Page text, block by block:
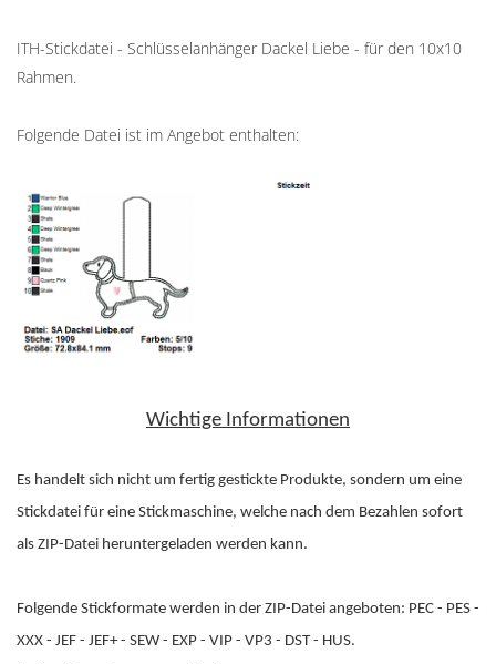
ITH-Stickdatei - Schlüsselanhänger Dackel Liebe - für den 10x10
Rahmen.
Folgende Datei ist im Angebot enthalten:
Wichtige Informationen
Es handelt sich nicht um fertig gestickte Produkte, sondern um eine
Stickdatei für eine Stickmaschine, welche nach dem Bezahlen sofort
als ZIP-Datei heruntergeladen werden kann.
Folgende Stickformate werden in der ZIP-Datei angeboten: PEC - PES -
XXX - JEF - JEF+ - SEW - EXP - VIP - VP3 - DST - HUS.